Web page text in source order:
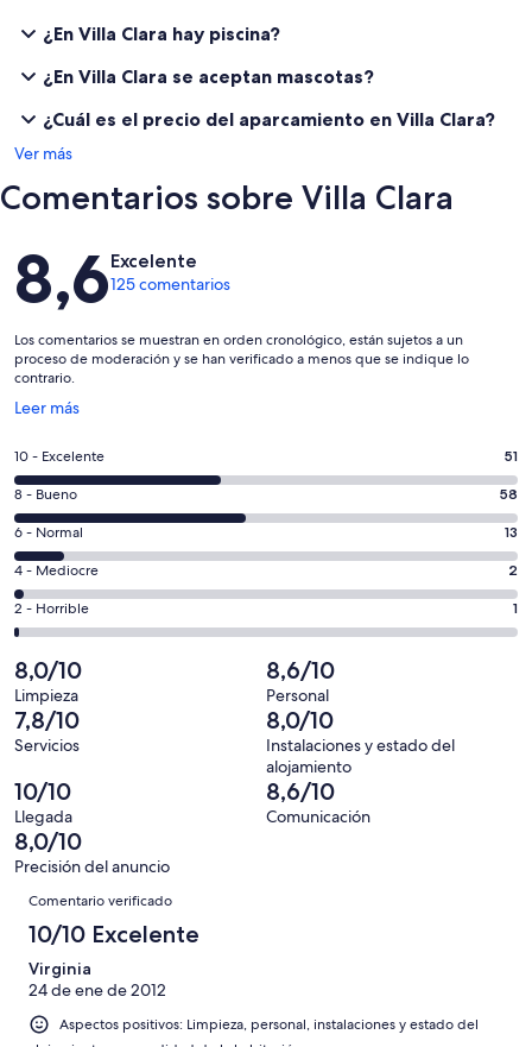
¿En Villa Clara hay piscina?
¿En Villa Clara se aceptan mascotas?
¿Cuál es el precio del aparcamiento en Villa Clara?
Ver más
Comentarios sobre Villa Clara
Comentarios
8,6Excelente
125 comentarios
Los comentarios se muestran en orden cronológico, están sujetos a un
proceso de moderación y se han verificado a menos que se indique lo
contrario.
Leer más
Se
en
una
ventana
nueva
51
comentarios
de
un
total
de
125
con
una
puntuación
de
10
-
Excelente
10 - Excelente 51
58
comentarios
de
un
total
de
con
una
puntuación
de
-
Bueno
8 - Bueno 58
13
comentarios
de
un
total
de
125
con
una
puntuación
de
6
-
Normal
6 - Normal 13
2
comentarios
de
total
de
125
con
puntuación
de
4
-
Mediocre
4 - Mediocre 2
1
comentarios
de
un
total
de
con
una
puntuación
de
Horrible
2 - Horrible 1
8,0/10
Limpieza
8,6/10
Personal
7,8/10
Servicios
8,0/10
Instalaciones y estado del
alojamiento
10/10
Llegada
8,6/10
Comunicación
8,0/10
Precisión del anuncio
Comentarios
Comentario verificado
10/10 Excelente
Virginia
24 de ene de 2012
Aspectos positivos: Limpieza, personal, instalaciones y estado del